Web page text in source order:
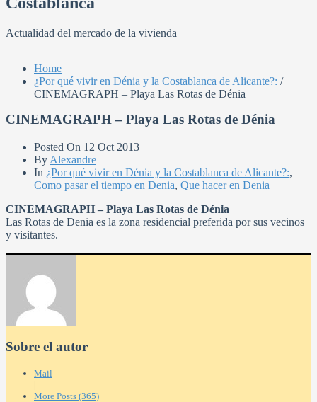
Actualidad del mercado de la vivienda
Home
¿Por qué vivir en Dénia y la Costablanca de Alicante?: /
CINEMAGRAPH – Playa Las Rotas de Dénia
CINEMAGRAPH – Playa Las Rotas de Dénia
Posted On 12 Oct 2013
By Alexandre
In ¿Por qué vivir en Dénia y la Costablanca de Alicante?:,
Como pasar el tiempo en Denia, Que hacer en Denia
CINEMAGRAPH – Playa Las Rotas de Dénia
Las Rotas de Denia es la zona residencial preferida por sus vecinos
y visitantes.
Sobre el autor
Mail
|
More Posts (365)